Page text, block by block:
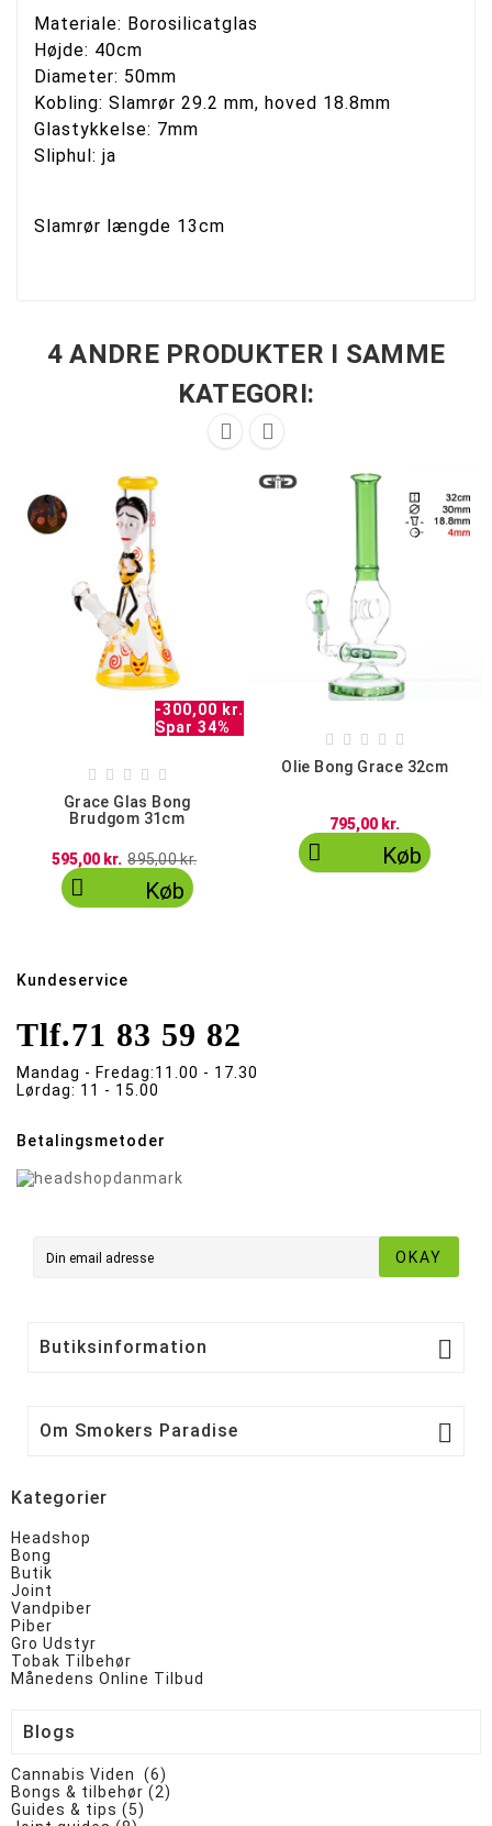
Materiale: Borosilicatglas
Højde: 40cm
Diameter: 50mm
Kobling: Slamrør 29.2 mm, hoved 18.8mm
Glastykkelse: 7mm
Sliphul: ja
Slamrør længde 13cm
4 ANDRE PRODUKTER I SAMME
KATEGORI:
 
-300,00 kr.
Spar 34%
    
Grace Glas Bong
Brudgom 31cm
595,00 kr. 895,00 kr.
 Køb
    
Olie Bong Grace 32cm
795,00 kr.
 Køb
Kundeservice
Tlf.71 83 59 82
Mandag - Fredag:11.00 - 17.30
Lørdag: 11 - 15.00
Betalingsmetoder
OKAY
Butiksinformation 
Om Smokers Paradise 
Kategorier
Headshop
Bong
Butik
Joint
Vandpiber
Piber
Gro Udstyr
Tobak Tilbehør
Månedens Online Tilbud
Blogs
Cannabis Viden (6)
Bongs & tilbehør (2)
Guides & tips (5)